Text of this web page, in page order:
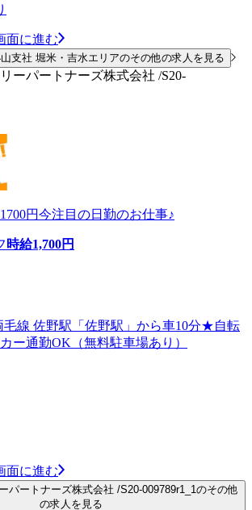
面に進む
支社 堀米・吉水エリアのその他の求人を見る
ーパートナーズ株式会社 /S20-
円今注目の日勤のお仕事♪
時給1,700円
毛線 佐野駅「佐野駅」から車10分★自転
ー通勤OK（無料駐車場あり）
面に進む
パートナーズ株式会社 /S20-009789r1_1のその他
の求人を見る